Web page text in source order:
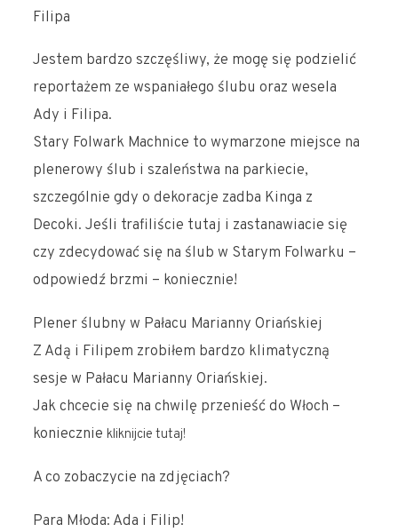
Filipa
Jestem bardzo szczęśliwy, że mogę się podzielić
reportażem ze wspaniałego ślubu oraz wesela
Ady i Filipa.
Stary Folwark Machnice to wymarzone miejsce na
plenerowy ślub i szaleństwa na parkiecie,
szczególnie gdy o dekoracje zadba Kinga z
Decoki. Jeśli trafiliście tutaj i zastanawiacie się
czy zdecydować się na ślub w Starym Folwarku –
odpowiedź brzmi – koniecznie!
Plener ślubny w Pałacu Marianny Oriańskiej
Z Adą i Filipem zrobiłem bardzo klimatyczną
sesje w Pałacu Marianny Oriańskiej.
Jak chcecie się na chwilę przenieść do Włoch –
koniecznie kliknijcie tutaj!
A co zobaczycie na zdjęciach?
Para Młoda: Ada i Filip!